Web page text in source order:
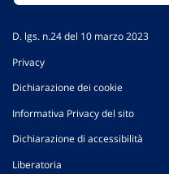
D. lgs. n.24 del 10 marzo 2023
Privacy
Dichiarazione dei cookie
Informativa Privacy del sito
Dichiarazione di accessibilità
Liberatoria